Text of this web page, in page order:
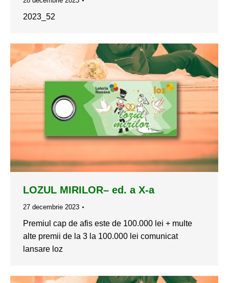
2023_52
LOZUL MIRILOR– ed. a X-a
27 decembrie 2023
Premiul cap de afis este de 100.000 lei + multe
alte premii de la 3 la 100.000 lei comunicat
lansare loz